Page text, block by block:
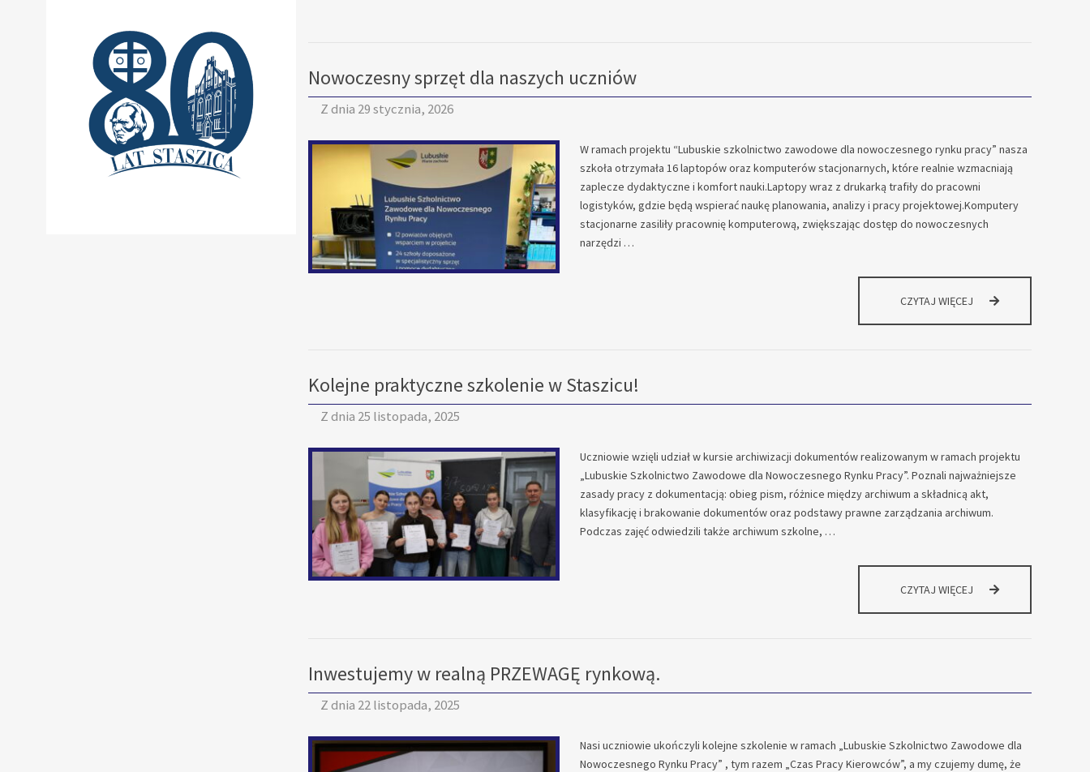
ZA
Nowoczesny sprzęt dla naszych uczniów
Z dnia 29 stycznia, 2026
W ramach projektu “Lubuskie szkolnictwo zawodowe dla nowoczesnego rynku pracy” nasza
szkoła otrzymała 16 laptopów oraz komputerów stacjonarnych, które realnie wzmacniają
zaplecze dydaktyczne i komfort nauki.Laptopy wraz z drukarką trafiły do pracowni
logistyków, gdzie będą wspierać naukę planowania, analizy i pracy projektowej.Komputery
stacjonarne zasiliły pracownię komputerową, zwiększając dostęp do nowoczesnych
narzędzi …
CZYTAJ WIĘCEJ NOWOCZESNY
Kolejne praktyczne szkolenie w Staszicu!
Z dnia 25 listopada, 2025
Uczniowie wzięli udział w kursie archiwizacji dokumentów realizowanym w ramach projektu
„Lubuskie Szkolnictwo Zawodowe dla Nowoczesnego Rynku Pracy”. Poznali najważniejsze
zasady pracy z dokumentacją: obieg pism, różnice między archiwum a składnicą akt,
klasyfikację i brakowanie dokumentów oraz podstawy prawne zarządzania archiwum.
Podczas zajęć odwiedzili także archiwum szkolne, …
CZYTAJ WIĘCEJ KOLEJNE
Inwestujemy w realną PRZEWAGĘ rynkową.
Z dnia 22 listopada, 2025
Nasi uczniowie ukończyli kolejne szkolenie w ramach „Lubuskie Szkolnictwo Zawodowe dla
Nowoczesnego Rynku Pracy” , tym razem „Czas Pracy Kierowców”, a my czujemy dumę, że